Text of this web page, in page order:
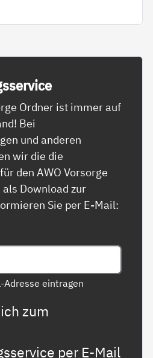
Ordner ist immer auf
Bei
und anderen
wir die die
den AWO Vorsorge
Download zur
Sie per E-Mail:
eintragen
zum
per E-Mail